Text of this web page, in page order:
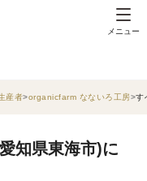
メニュー
産者 organicfarm なないろ工房 す
知県東海市)に